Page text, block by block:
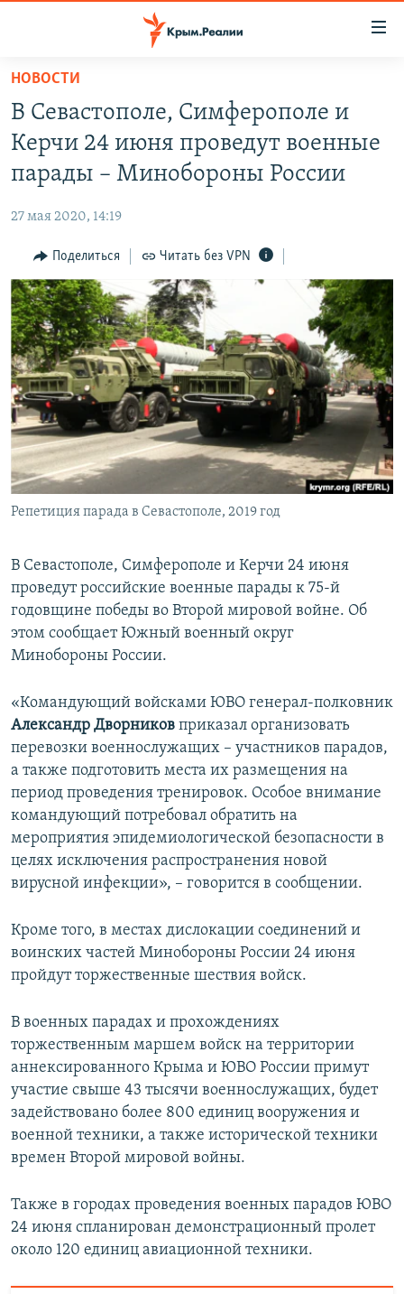
Вернуться
основному
содержанию
Вернутся
главной
Вернутся
поиску
11 ЛЕТ ОККУПАЦИИ КРЫМА. 11 ИСТОРИЙ СОПРОТИВЛЕНИЯ
ВОДА
ЕЩЕ
ИНТЕРАКТИВ
ИНФОГРАФИКА
ТЕЛЕПРОЕКТ КРЫМ.РЕАЛИИ
СОВЕТЫ ПРАВОЗАЩИТНИКОВ
ПРОПАВШИЕ БЕЗ ВЕСТИ
ПОБЕДИТЕЛЕЙ НЕ СУДЯТ?
КРЫМ.НЕПОКОРЕННЫЙ
ELIFBE
УКРАИНСКАЯ ПРОБЛЕМА КРЫМА
РАДІО СВОБОДА
КАК ОБОЙТИ БЛОКИРОВКУ
Українською
Qırımtatar
ПРИСОЕДИНЯЙТЕСЬ!
НОВОСТИ
В Севастополе, Симферополе и
Керчи 24 июня проведут военные
парады – Минобороны России
27 мая 2020, 14:19
Поделиться Читать без VPN
Репетиция парада в Севастополе, 2019 год
В Севастополе, Симферополе и Керчи 24 июня
проведут российские военные парады к 75-й
годовщине победы во Второй мировой войне. Об
этом сообщает Южный военный округ
Минобороны России.
«Командующий войсками ЮВО генерал-полковник
Александр Дворников приказал организовать
перевозки военнослужащих – участников парадов,
а также подготовить места их размещения на
период проведения тренировок. Особое внимание
командующий потребовал обратить на
мероприятия эпидемиологической безопасности в
целях исключения распространения новой
вирусной инфекции», – говорится в сообщении.
Кроме того, в местах дислокации соединений и
воинских частей Минобороны России 24 июня
пройдут торжественные шествия войск.
В военных парадах и прохождениях
торжественным маршем войск на территории
аннексированного Крыма и ЮВО России примут
участие свыше 43 тысячи военнослужащих, будет
задействовано более 800 единиц вооружения и
военной техники, а также исторической техники
времен Второй мировой войны.
Также в городах проведения военных парадов ЮВО
24 июня спланирован демонстрационный пролет
около 120 единиц авиационной техники.